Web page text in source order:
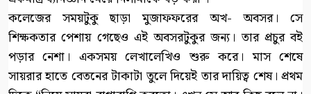
কলেজের সময়টুকু ছাড়া মুজাফফরের অখ- অবসর। সে
শিক্ষকতার পেশায় গেছেও এই অবসরটুকুর জন্য। তার প্রচুর বই
পড়ার নেশা। একসময় লেখালেখিও শুরু করে। মাস শেষে
সায়রার হাতে বেতনের টাকাটা তুলে দিয়েই তার দায়িত্ব শেষ। প্রথম